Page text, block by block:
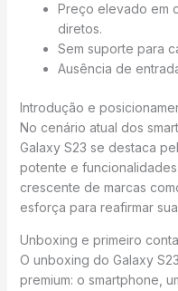
Preço elevado em
diretos.
Sem suporte para
Ausência de
Introdução e
No cenário atual dos
Galaxy S23 se destaca
potente e
crescente de marcas
esforça para reafirmar
Unboxing e primeiro
O unboxing do Galaxy
premium: o smartphone,